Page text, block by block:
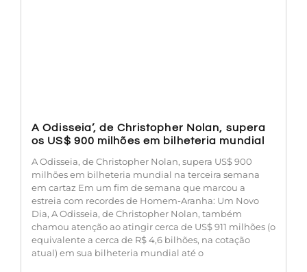
A Odisseia’, de Christopher Nolan, supera
os US$ 900 milhões em bilheteria mundial
A Odisseia, de Christopher Nolan, supera US$ 900
milhões em bilheteria mundial na terceira semana
em cartaz Em um fim de semana que marcou a
estreia com recordes de Homem-Aranha: Um Novo
Dia, A Odisseia, de Christopher Nolan, também
chamou atenção ao atingir cerca de US$ 911 milhões (o
equivalente a cerca de R$ 4,6 bilhões, na cotação
atual) em sua bilheteria mundial até o